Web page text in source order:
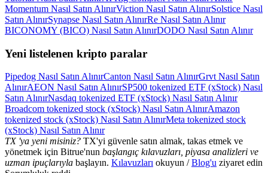
Momentum Nasıl Satın AlınırViction Nasıl Satın AlınırSolstice Nasıl
Satın AlınırSynapse Nasıl Satın AlınırRe Nasıl Satın Alınır
BICONOMY (BICO) Nasıl Satın AlınırDODO Nasıl Satın Alınır
Yeni listelenen kripto paralar
Pipedog Nasıl Satın AlınırCanton Nasıl Satın AlınırGrvt Nasıl Satın
AlınırAEON Nasıl Satın AlınırSP500 tokenized ETF (xStock) Nasıl
Satın AlınırNasdaq tokenized ETF (xStock) Nasıl Satın Alınır
Broadcom tokenized stock (xStock) Nasıl Satın AlınırAmazon
tokenized stock (xStock) Nasıl Satın AlınırMeta tokenized stock
(xStock) Nasıl Satın Alınır
TX 'ya yeni misiniz? TX'yi güvenle satın almak, takas etmek ve
yönetmek için Bitrue'nun başlangıç kılavuzları, piyasa analizleri ve
uzman ipuçlarıyla başlayın. Kılavuzları okuyun /Blog'u ziyaret edin